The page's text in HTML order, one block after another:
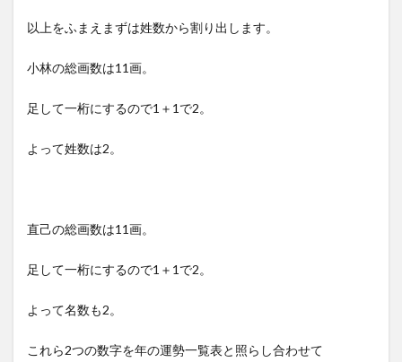
以上をふまえまずは姓数から割り出します。
小林の総画数は11画。
足して一桁にするので1＋1で2。
よって姓数は2。
直己の総画数は11画。
足して一桁にするので1＋1で2。
よって名数も2。
これら2つの数字を年の運勢一覧表と照らし合わせて